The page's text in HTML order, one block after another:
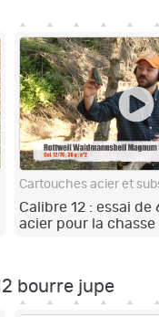
Cartouches acier et
Calibre 12 : essai
acier pour la
bourre jupe